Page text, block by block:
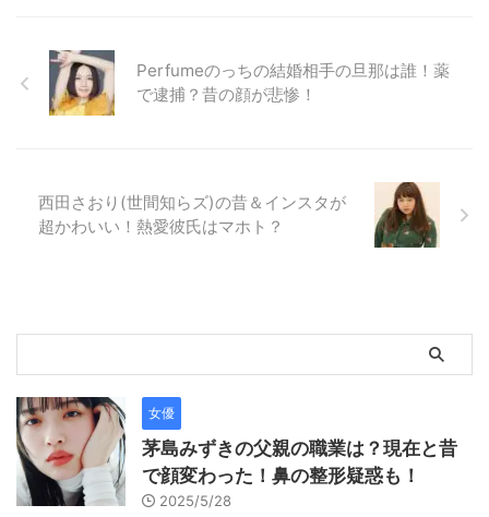
Perfumeのっちの結婚相手の旦那は誰！薬
で逮捕？昔の顔が悲惨！
西田さおり(世間知らズ)の昔＆インスタが
超かわいい！熱愛彼氏はマホト？
女優
茅島みずきの父親の職業は？現在と昔
で顔変わった！鼻の整形疑惑も！
2025/5/28